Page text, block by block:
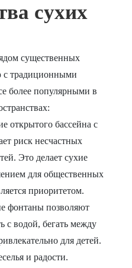
сухих
существенных
с традиционными
более популярными в
открытого бассейна с
риск несчастных
Это делает сухие
для общественных
приоритетом.
фонтаны позволяют
с водой, бегать между
для детей.
и радости.